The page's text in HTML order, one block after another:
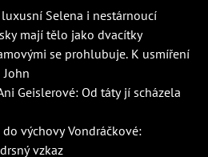
Selena i nestárnoucí
mají tělo jako dvacítky
se prohlubuje. K usmíření
Geislerové: Od táty jí scházela
výchovy Vondráčkové:
vzkaz